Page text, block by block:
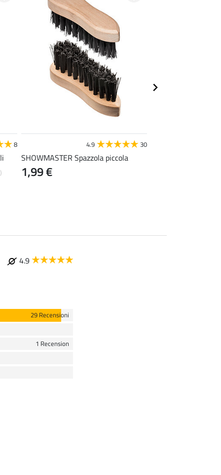
8 4.9 30
SHOWMASTER Spazzola piccola
1,99 €
4.9
29 Recensioni
1 Recension